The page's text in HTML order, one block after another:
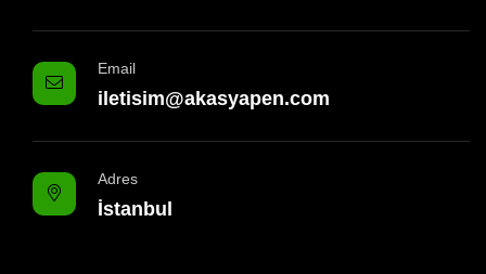
Email
iletisim@akasyapen.com
Adres
İstanbul